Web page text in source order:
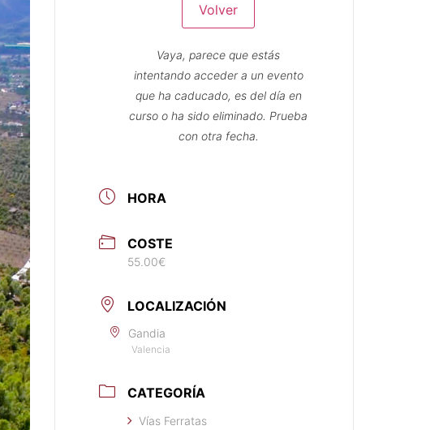
Volver
Vaya, parece que estás
intentando acceder a un evento
que ha caducado, es del día en
curso o ha sido eliminado. Prueba
con otra fecha.
HORA
COSTE
55.00€
LOCALIZACIÓN
Gandia
Valencia
CATEGORÍA
Vías Ferratas